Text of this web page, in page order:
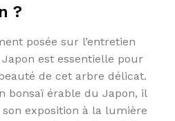
?
posée sur l’entretien
est essentielle pour
de cet arbre délicat.
bonsaï érable du Japon, il
exposition à la lumière